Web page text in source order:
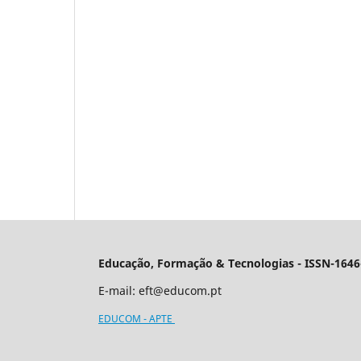
Educação, Formação & Tecnologias - ISSN-
E-mail: eft@educom.pt
EDUCOM - APTE